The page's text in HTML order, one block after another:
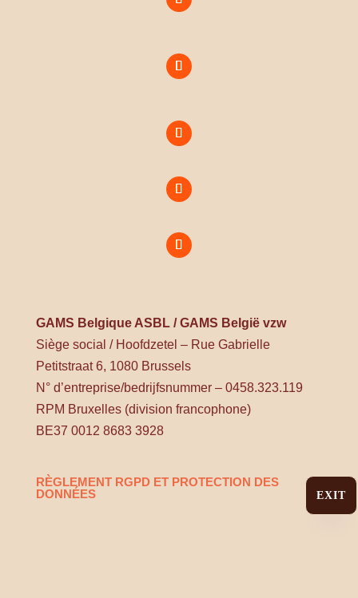
GAMS Belgique ASBL / GAMS België vzw
Siège social / Hoofdzetel – Rue Gabrielle
Petitstraat 6, 1080 Brussels
N° d’entreprise/bedrijfsnummer – 0458.323.119
RPM Bruxelles (division francophone)
BE37 0012 8683 3928
RÈGLEMENT RGPD ET PROTECTION DES
DONNÉES
EXIT